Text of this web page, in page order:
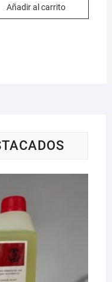
Añadir al carrito